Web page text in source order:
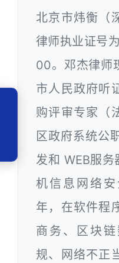
北京市炜衡（
律师执业证号
00。邓杰律师
市人民政府听
购评审专家（
区政府系统公
发和 WEB服
机信息网络
年，在软件程
商务、区块
规、网络不正